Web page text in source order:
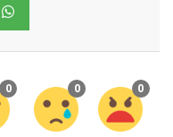
0 0 0